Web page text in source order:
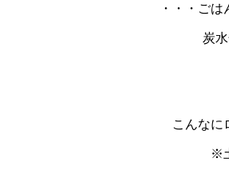
・・・ご
炭
こんなに
※